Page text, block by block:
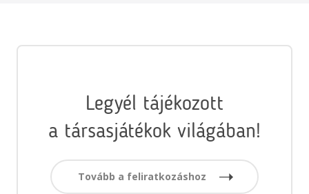
Legyél tájékozott
a társasjátékok világában!
Tovább a feliratkozáshoz